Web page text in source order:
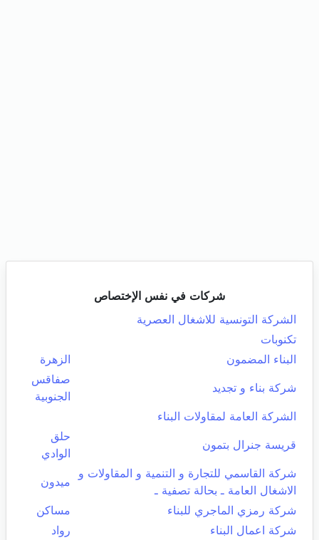
شركات في نفس الإختصاص
الشركة التونسية للاشغال العصرية
تكنوبات
البناء المضمون
الزهرة
شركة بناء و تجديد
صفاقس
الجنوبية
الشركة العامة لمقاولات البناء
قريسة جنرال بتمون
حلق
الوادي
شركة القاسمي للتجارة و التنمية و المقاولات و
الاشغال العامة ـ بحالة تصفية ـ
ميدون
شركة رمزي الماجري للبناء
مساكن
شركة اعمال البناء
رواد